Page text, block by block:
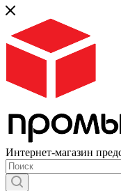
Интернет-магазин